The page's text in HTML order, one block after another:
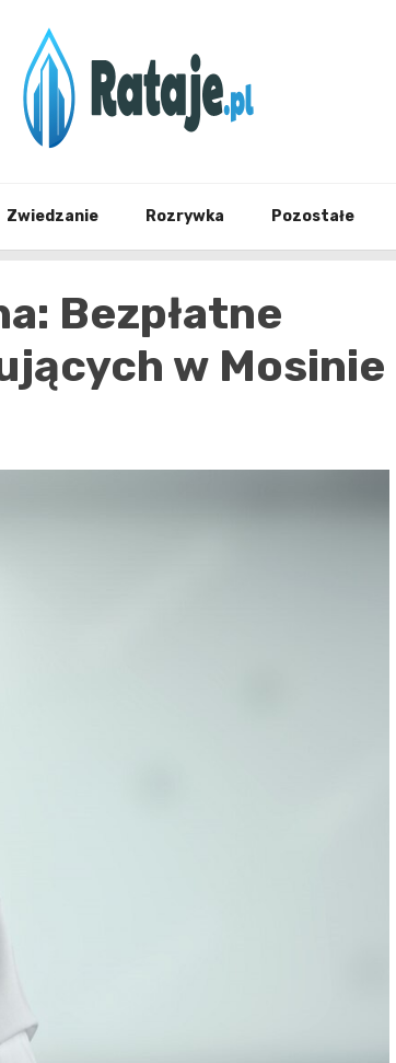
Zwiedzanie Rozrywka Pozostałe
Bezpłatne
w Mosinie